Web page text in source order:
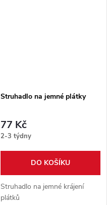
Struhadlo na jemné plátky
77 Kč
2-3 týdny
DO KOŠÍKU
Struhadlo na jemné krájení
plátků